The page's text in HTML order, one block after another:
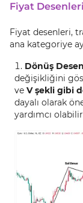
Fiyat
Fiyat desenleri,
ana kategoriye
Dönüş
değişikliğini
ve V şekli gibi
dayalı olarak
yardımcı